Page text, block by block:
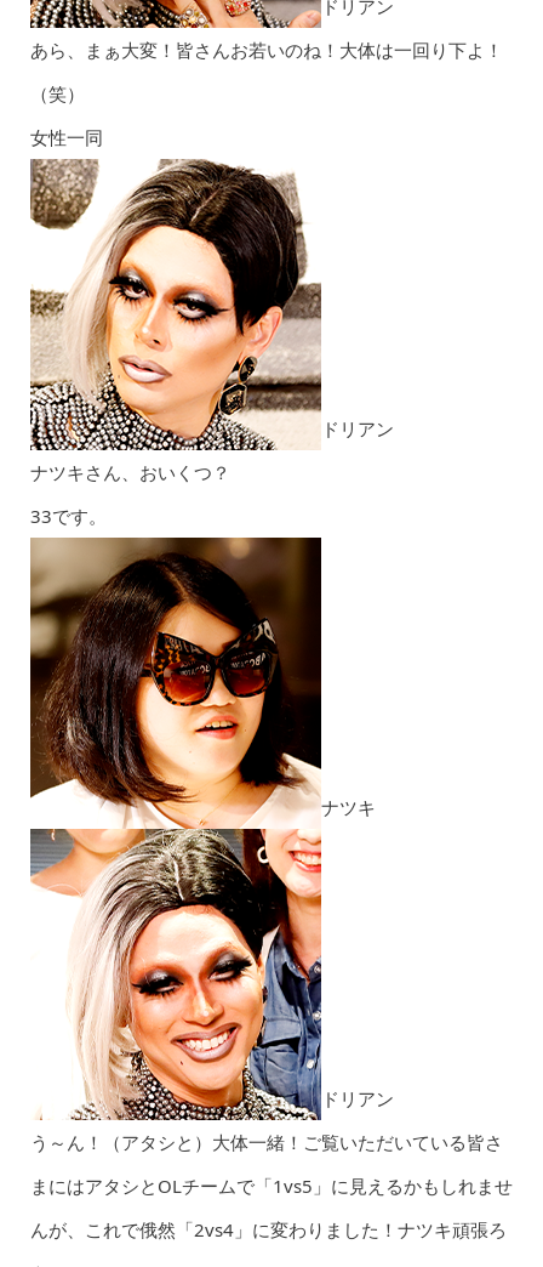
ドリアン
あら、まぁ大変！皆さんお若いのね！大体は一回り下よ！
（笑）
女性一同
ドリアン
ナツキさん、おいくつ？
33です。
ナツキ
ドリアン
う～ん！（アタシと）大体一緒！ご覧いただいている皆さ
まにはアタシとOLチームで「1vs5」に見えるかもしれませ
んが、これで俄然「2vs4」に変わりました！ナツキ頑張ろ